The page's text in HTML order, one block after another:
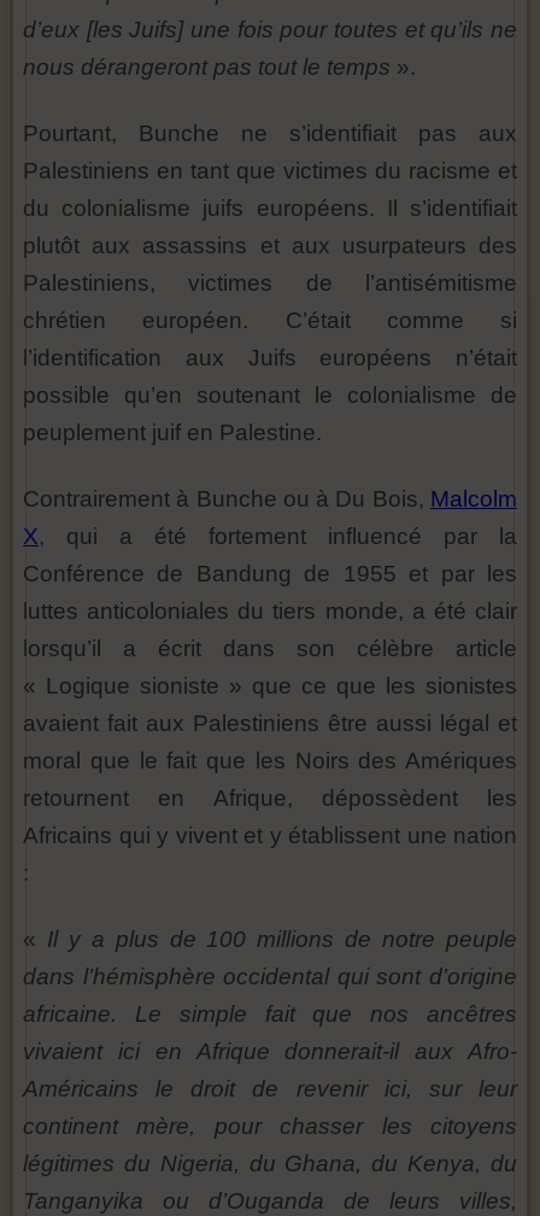
d’eux [les Juifs] une fois pour toutes et qu’ils ne
nous dérangeront pas tout le temps ».
Pourtant, Bunche ne s’identifiait pas aux
Palestiniens en tant que victimes du racisme et
du colonialisme juifs européens. Il s’identifiait
plutôt aux assassins et aux usurpateurs des
Palestiniens, victimes de l’antisémitisme
chrétien européen. C’était comme si
l’identification aux Juifs européens n’était
possible qu’en soutenant le colonialisme de
peuplement juif en Palestine.
Contrairement à Bunche ou à Du Bois, Malcolm
X, qui a été fortement influencé par la
Conférence de Bandung de 1955 et par les
luttes anticoloniales du tiers monde, a été clair
lorsqu’il a écrit dans son célèbre article
« Logique sioniste » que ce que les sionistes
avaient fait aux Palestiniens être aussi légal et
moral que le fait que les Noirs des Amériques
retournent en Afrique, dépossèdent les
Africains qui y vivent et y établissent une nation
:
« Il y a plus de 100 millions de notre peuple
dans l’hémisphère occidental qui sont d’origine
africaine. Le simple fait que nos ancêtres
vivaient ici en Afrique donnerait-il aux Afro-
Américains le droit de revenir ici, sur leur
continent mère, pour chasser les citoyens
légitimes du Nigeria, du Ghana, du Kenya, du
Tanganyika ou d’Ouganda de leurs villes,